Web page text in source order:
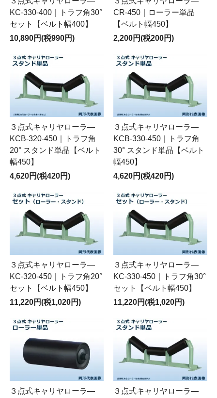
KC-330-400｜トラフ角30°
セット【ベルト幅400】
10,890円(税990円)
CR-450｜ローラー単品
【ベルト幅450】
2,200円(税200円)
３点式キャリヤローラ―
KCB-320-450｜トラフ角
20° スタンド単品【ベルト
幅450】
4,620円(税420円)
３点式キャリヤローラ―
KCB-330-450｜トラフ角
30° スタンド単品【ベルト
幅450】
4,620円(税420円)
３点式キャリヤローラ―
KC-320-450｜トラフ角20°
セット【ベルト幅450】
11,220円(税1,020円)
３点式キャリヤローラ―
KC-330-450｜トラフ角30°
セット【ベルト幅450】
11,220円(税1,020円)
３点式キャリヤローラ―
３点式キャリヤローラ―